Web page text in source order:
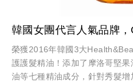
韓國女團代言人氣品牌
榮獲2016年韓國3大
護護髮精油！添加了摩洛哥堅
油等七種精油成分，針對秀髮